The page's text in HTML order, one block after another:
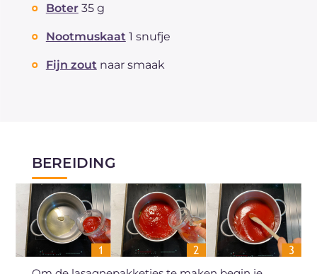
Boter 35 g
Nootmuskaat 1 snufje
Fijn zout naar smaak
BEREIDING